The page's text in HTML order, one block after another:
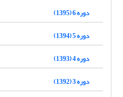
دوره 6 (1395)
دوره 5 (1394)
دوره 4 (1393)
دوره 3 (1392)